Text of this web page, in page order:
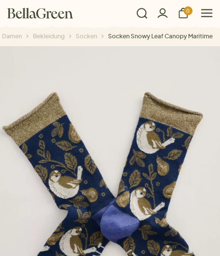
0
Damen Bekleidung Socken Socken Snowy Leaf Canopy Maritime